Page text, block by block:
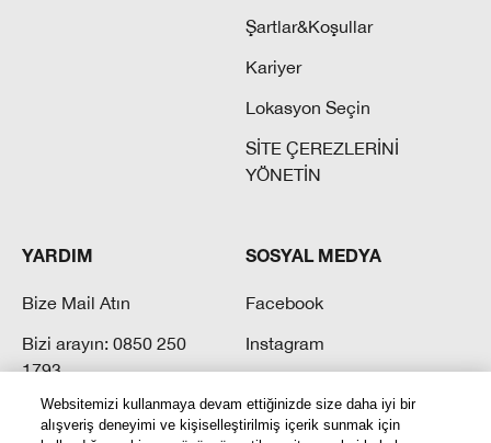
Şartlar&Koşullar
Kariyer
Lokasyon Seçin
SİTE ÇEREZLERİNİ
YÖNETİN
YARDIM
Bize Mail Atın
Bizi arayın: 0850 250
1793
Sık Sorulan Sorular
SOSYAL MEDYA
Facebook
Instagram
Youtube
Websitemizi kullanmaya devam ettiğinizde size daha iyi bir
alışveriş deneyimi ve kişiselleştirilmiş içerik sunmak için